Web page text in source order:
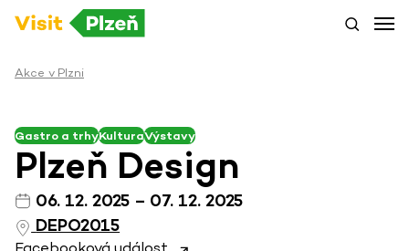
Akce v Plzni
Gastro a trhyKulturaVýstavy
Plzeň Design
06. 12. 2025 – 07. 12. 2025
DEPO2015